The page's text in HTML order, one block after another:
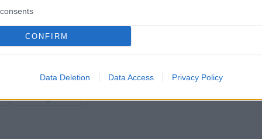
CONFIRM
Data Deletion Data Access Privacy Policy
VIDEO
#vereinigte staaten